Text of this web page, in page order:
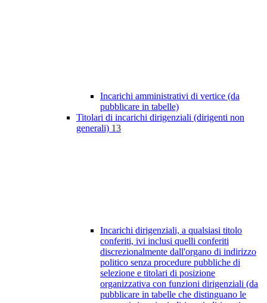
Incarichi amministrativi di vertice (da
pubblicare in tabelle)
Titolari di incarichi dirigenziali (dirigenti non
generali) 13
Incarichi dirigenziali, a qualsiasi titolo
conferiti, ivi inclusi quelli conferiti
discrezionalmente dall'organo di indirizzo
politico senza procedure pubbliche di
selezione e titolari di posizione
organizzativa con funzioni dirigenziali (da
pubblicare in tabelle che distinguano le